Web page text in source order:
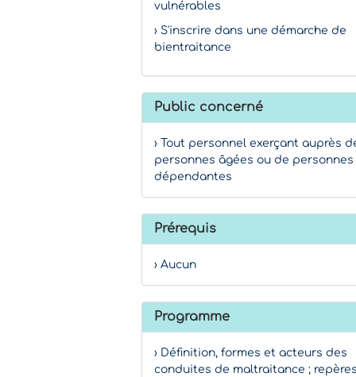
vulnérables
› S'inscrire dans une démarche de
bientraitance
Public concerné
› Tout personnel exerçant auprès
personnes âgées ou de personnes
dépendantes
Prérequis
› Aucun
Programme
› Définition, formes et acteurs des
conduites de maltraitance ;